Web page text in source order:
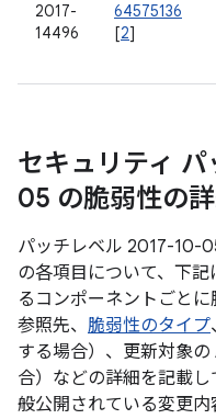
2017-
14496
64575136
[2]
セキュリティ
05 の脆弱性の
パッチレベル 2017-10-
の各項目について、下
るコンポーネントごと
参照先、 脆弱性のタイプ、
する場合）、更新対象
合）などの詳細を記載
般公開されている変更